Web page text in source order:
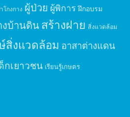
โกงกาง ผู้ป่วย ผู้พิการ ฝึกอบรม
งบ้านดินสร้างฝาย สิ่งแวดล้อม
สิ่งแวดล้อม อาสาต่างแดน
กเยาวชน เรียนรู้เกษตร